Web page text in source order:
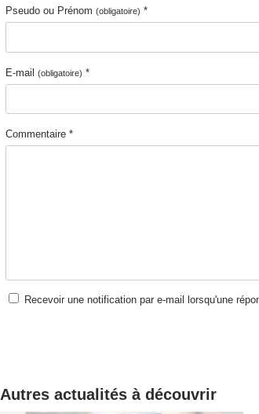
Pseudo ou Prénom (obligatoire) *
E-mail (obligatoire) *
Commentaire *
Recevoir une notification par e-mail lorsqu'une
Autres actualités à découvrir